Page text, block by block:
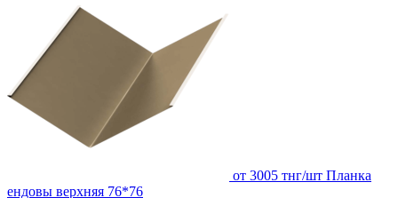
от 3005 тнг/шт Планка
ендовы верхняя 76*76